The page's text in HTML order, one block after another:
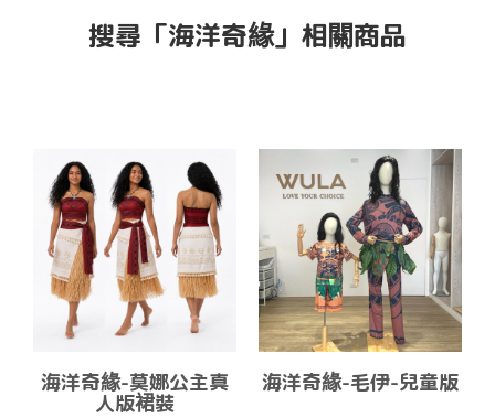
搜尋「海洋奇緣」相關商品
海洋奇緣-莫娜公主真
人版裙裝
海洋奇緣-毛伊-兒童版